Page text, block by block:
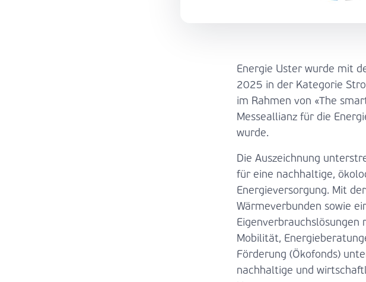
Energie Uster wurde mit
2025 in der Kategorie
im Rahmen von «The
Messeallianz für die
wurde.
Die Auszeichnung
für eine nachhaltige,
Energieversorgung. Mit
Wärmeverbunden sowie
Eigenverbrauchslösungen
Mobilität,
Förderung (Ökofonds)
nachhaltige und